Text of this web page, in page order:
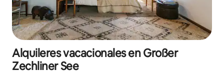
Alquileres vacacionales en Großer
Zechliner See